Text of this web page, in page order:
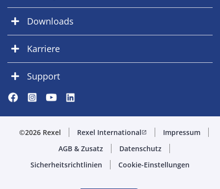
Downloads
Karriere
Support
©2026 Rexel Rexel Internationalopen_in_new
Impressum
AGB & Zusatz
Datenschutz
Sicherheitsrichtlinien
Cookie-Einstellungen